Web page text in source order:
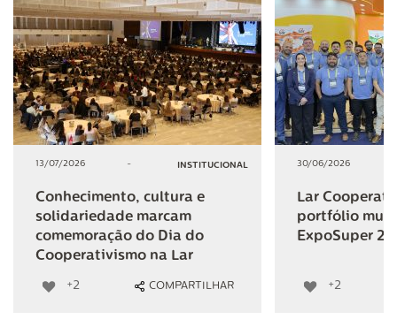
13/07/2026 - INSTITUCIONAL
Conhecimento, cultura e
solidariedade marcam
comemoração do Dia do
Cooperativismo na Lar
+2 COMPARTILHAR
30/06/2026
Lar
portfólio
ExpoSuper
+2